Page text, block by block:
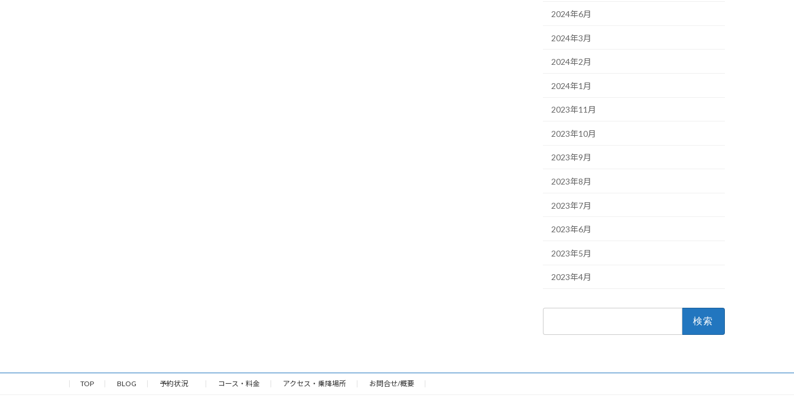
2024年6月
2024年3月
2024年2月
2024年1月
2023年11月
2023年10月
2023年9月
2023年8月
2023年7月
2023年6月
2023年5月
2023年4月
TOP BLOG 予約状況 コース・料金 アクセス・乗降場所 お問合せ/概要